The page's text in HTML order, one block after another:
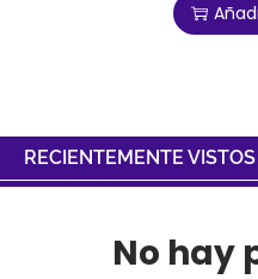
RECIENTEMENTE VISTOS
No hay